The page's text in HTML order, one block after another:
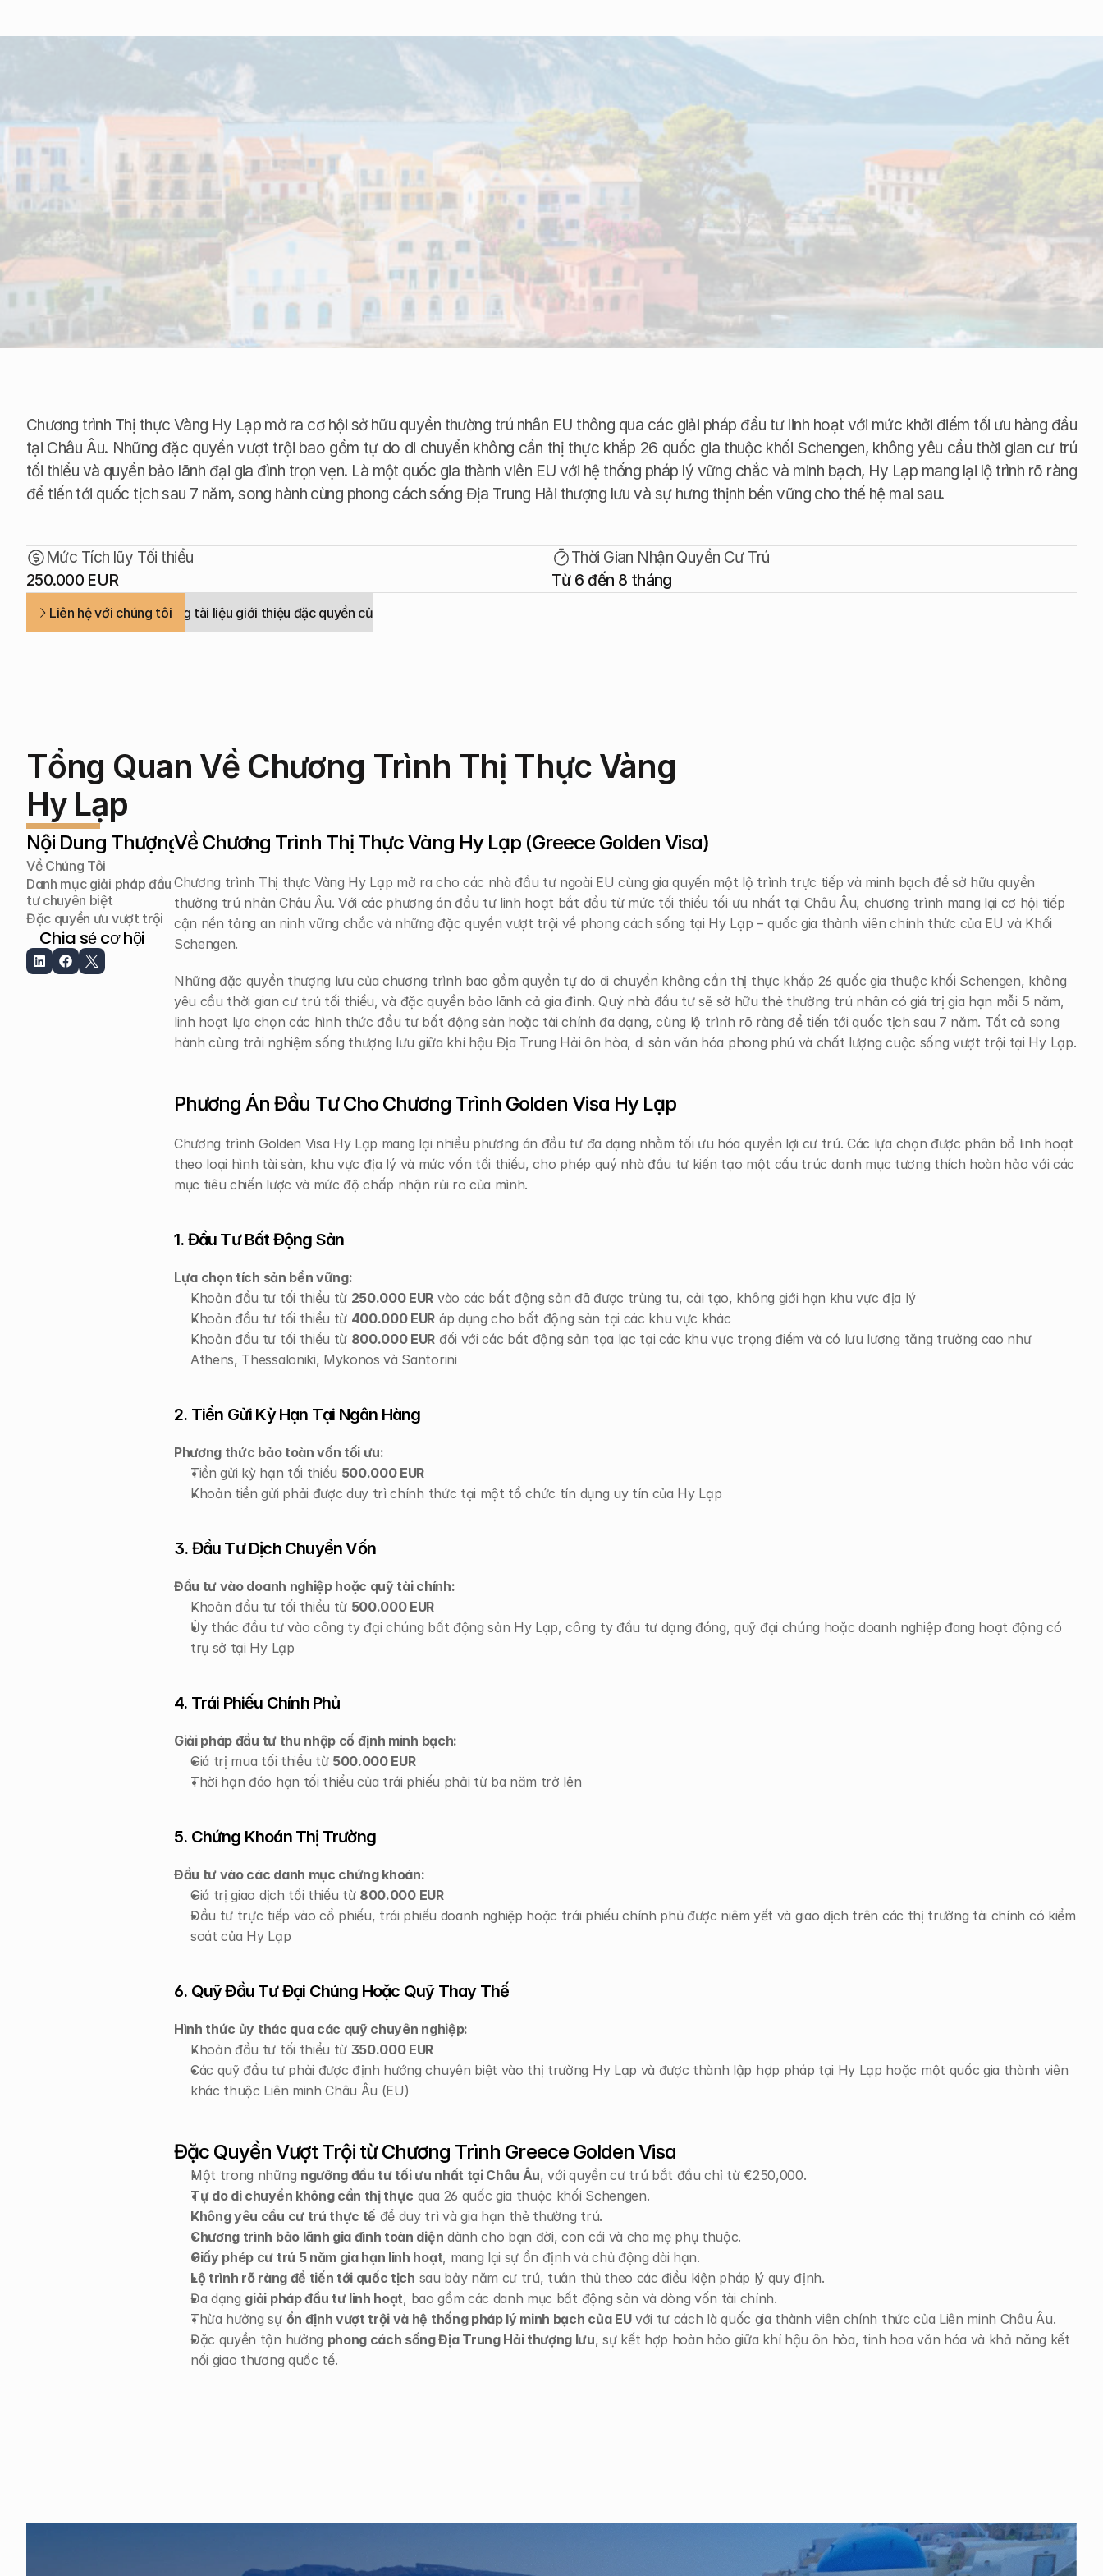
Liên hệ với chúng tôi
Chương trình Thị thực Vàng Hy Lạp mở ra cơ hội sở hữu quyền thường trú nhân EU thông qua các giải pháp đầu tư linh hoạt với mức khởi điểm tối ưu hàng đầu
tại Châu Âu. Những đặc quyền vượt trội bao gồm tự do di chuyển không cần thị thực khắp 26 quốc gia thuộc khối Schengen, không yêu cầu thời gian cư trú
tối thiểu và quyền bảo lãnh đại gia đình trọn vẹn. Là một quốc gia thành viên EU với hệ thống pháp lý vững chắc và minh bạch, Hy Lạp mang lại lộ trình rõ ràng
để tiến tới quốc tịch sau 7 năm, song hành cùng phong cách sống Địa Trung Hải thượng lưu và sự hưng thịnh bền vững cho thế hệ mai sau.
Mức Tích lũy Tối thiểu
250.000 EUR
Thời Gian Nhận Quyền Cư Trú
Từ 6 đến 8 tháng
Liên hệ với chúng tôiTải xuống tài liệu giới thiệu đặc quyền của chúng tôi
Tổng Quan Về Chương Trình Thị Thực Vàng
Hy Lạp
Nội Dung Thượng Lưu
Về Chúng Tôi
Danh mục giải pháp đầu
tư chuyên biệt
Đặc quyền ưu vượt trội
Chia sẻ cơ hội
Về Chương Trình Thị Thực Vàng Hy Lạp (Greece Golden Visa)
Chương trình Thị thực Vàng Hy Lạp mở ra cho các nhà đầu tư ngoài EU cùng gia quyến một lộ trình trực tiếp và minh bạch để sở hữu quyền
thường trú nhân Châu Âu. Với các phương án đầu tư linh hoạt bắt đầu từ mức tối thiểu tối ưu nhất tại Châu Âu, chương trình mang lại cơ hội tiếp
cận nền tảng an ninh vững chắc và những đặc quyền vượt trội về phong cách sống tại Hy Lạp – quốc gia thành viên chính thức của EU và Khối
Schengen.
Những đặc quyền thượng lưu của chương trình bao gồm quyền tự do di chuyển không cần thị thực khắp 26 quốc gia thuộc khối Schengen, không
yêu cầu thời gian cư trú tối thiểu, và đặc quyền bảo lãnh cả gia đình. Quý nhà đầu tư sẽ sở hữu thẻ thường trú nhân có giá trị gia hạn mỗi 5 năm,
linh hoạt lựa chọn các hình thức đầu tư bất động sản hoặc tài chính đa dạng, cùng lộ trình rõ ràng để tiến tới quốc tịch sau 7 năm. Tất cả song
hành cùng trải nghiệm sống thượng lưu giữa khí hậu Địa Trung Hải ôn hòa, di sản văn hóa phong phú và chất lượng cuộc sống vượt trội tại Hy Lạp.
Phương Án Đầu Tư Cho Chương Trình Golden Visa Hy Lạp
Chương trình Golden Visa Hy Lạp mang lại nhiều phương án đầu tư đa dạng nhằm tối ưu hóa quyền lợi cư trú. Các lựa chọn được phân bổ linh hoạt
theo loại hình tài sản, khu vực địa lý và mức vốn tối thiểu, cho phép quý nhà đầu tư kiến tạo một cấu trúc danh mục tương thích hoàn hảo với các
mục tiêu chiến lược và mức độ chấp nhận rủi ro của mình.
1. Đầu Tư Bất Động Sản
Lựa chọn tích sản bền vững:
Khoản đầu tư tối thiểu từ 250.000 EUR vào các bất động sản đã được trùng tu, cải tạo, không giới hạn khu vực địa lý
Khoản đầu tư tối thiểu từ 400.000 EUR áp dụng cho bất động sản tại các khu vực khác
Khoản đầu tư tối thiểu từ 800.000 EUR đối với các bất động sản tọa lạc tại các khu vực trọng điểm và có lưu lượng tăng trưởng cao như
Athens, Thessaloniki, Mykonos và Santorini
2. Tiền Gửi Kỳ Hạn Tại Ngân Hàng
Phương thức bảo toàn vốn tối ưu:
Tiền gửi kỳ hạn tối thiểu 500.000 EUR
Khoản tiền gửi phải được duy trì chính thức tại một tổ chức tín dụng uy tín của Hy Lạp
3. Đầu Tư Dịch Chuyển Vốn
Đầu tư vào doanh nghiệp hoặc quỹ tài chính:
Khoản đầu tư tối thiểu từ 500.000 EUR
Ủy thác đầu tư vào công ty đại chúng bất động sản Hy Lạp, công ty đầu tư dạng đóng, quỹ đại chúng hoặc doanh nghiệp đang hoạt động có
trụ sở tại Hy Lạp
4. Trái Phiếu Chính Phủ
Giải pháp đầu tư thu nhập cố định minh bạch:
Giá trị mua tối thiểu từ 500.000 EUR
Thời hạn đáo hạn tối thiểu của trái phiếu phải từ ba năm trở lên
5. Chứng Khoán Thị Trường
Đầu tư vào các danh mục chứng khoán:
Giá trị giao dịch tối thiểu từ 800.000 EUR
Đầu tư trực tiếp vào cổ phiếu, trái phiếu doanh nghiệp hoặc trái phiếu chính phủ được niêm yết và giao dịch trên các thị trường tài chính có kiểm
soát của Hy Lạp
6. Quỹ Đầu Tư Đại Chúng Hoặc Quỹ Thay Thế
Hình thức ủy thác qua các quỹ chuyên nghiệp:
Khoản đầu tư tối thiểu từ 350.000 EUR
Các quỹ đầu tư phải được định hướng chuyên biệt vào thị trường Hy Lạp và được thành lập hợp pháp tại Hy Lạp hoặc một quốc gia thành viên
khác thuộc Liên minh Châu Âu (EU)
Đặc Quyền Vượt Trội từ Chương Trình Greece Golden Visa
Một trong những ngưỡng đầu tư tối ưu nhất tại Châu Âu, với quyền cư trú bắt đầu chỉ từ €250,000.
Tự do di chuyển không cần thị thực qua 26 quốc gia thuộc khối Schengen.
Không yêu cầu cư trú thực tế để duy trì và gia hạn thẻ thường trú.
Chương trình bảo lãnh gia đình toàn diện dành cho bạn đời, con cái và cha mẹ phụ thuộc.
Giấy phép cư trú 5 năm gia hạn linh hoạt, mang lại sự ổn định và chủ động dài hạn.
Lộ trình rõ ràng để tiến tới quốc tịch sau bảy năm cư trú, tuân thủ theo các điều kiện pháp lý quy định.
Đa dạng giải pháp đầu tư linh hoạt, bao gồm các danh mục bất động sản và dòng vốn tài chính.
Thừa hưởng sự ổn định vượt trội và hệ thống pháp lý minh bạch của EU với tư cách là quốc gia thành viên chính thức của Liên minh Châu Âu.
Đặc quyền tận hưởng phong cách sống Địa Trung Hải thượng lưu, sự kết hợp hoàn hảo giữa khí hậu ôn hòa, tinh hoa văn hóa và khả năng kết
nối giao thương quốc tế.